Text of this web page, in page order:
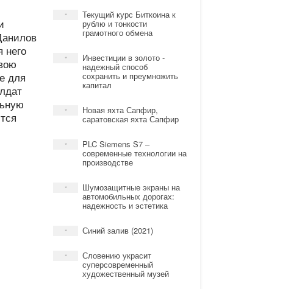
него
для
* Текущий курс Биткоина к
рублю и тонкости
грамотного обмена
* Инвестиции в золото -
надежный способ
сохранить и преумножить
капитал
* Новая яхта Сапфир,
саратовская яхта Сапфир
* PLC Siemens S7 –
современные технологии на
производстве
* Шумозащитные экраны на
автомобильных дорогах:
надежность и эстетика
* Синий залив (2021)
* Словению украсит
суперсовременный
художественный музей